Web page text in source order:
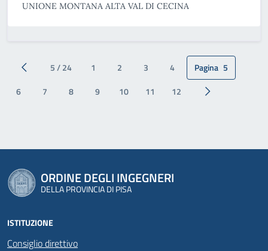
UNIONE MONTANA ALTA VAL DI CECINA
Pagina precedente
5 / 24 1 2 3 4 Pagina 5
6
7 8 9 10 11 12 Pagina
ORDINE DEGLI INGEGNERI
DELLA PROVINCIA DI PISA
ISTITUZIONE
Consiglio direttivo